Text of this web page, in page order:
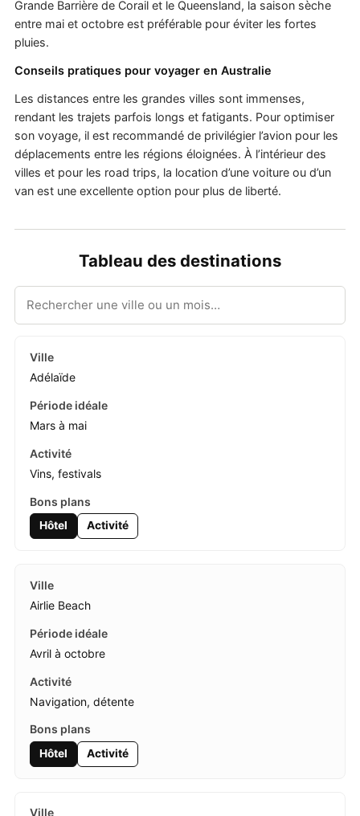
Grande Barrière de Corail et le Queensland, la saison sèche
entre mai et octobre est préférable pour éviter les fortes
pluies.
Conseils pratiques pour voyager en Australie
Les distances entre les grandes villes sont immenses,
rendant les trajets parfois longs et fatigants. Pour optimiser
son voyage, il est recommandé de privilégier l’avion pour les
déplacements entre les régions éloignées. À l’intérieur des
villes et pour les road trips, la location d’une voiture ou d’un
van est une excellente option pour plus de liberté.
Tableau des destinations
Adélaïde
Mars à mai
Vins, festivals
Hôtel Activité
Airlie Beach
Avril à octobre
Navigation, détente
Hôtel Activité